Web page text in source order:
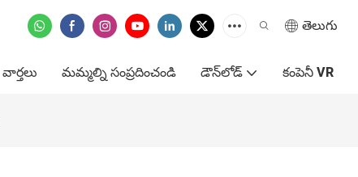
తెలుగు
వార్తలు మమ్మల్ని సంప్రదించండి డౌన్‌లోడ్ కంపెనీ VR